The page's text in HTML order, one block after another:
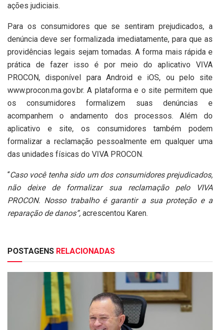
ações judiciais.
Para os consumidores que se sentiram prejudicados, a
denúncia deve ser formalizada imediatamente, para que as
providências legais sejam tomadas. A forma mais rápida e
prática de fazer isso é por meio do aplicativo VIVA
PROCON, disponível para Android e iOS, ou pelo site
www.procon.ma.gov.br. A plataforma e o site permitem que
os consumidores formalizem suas denúncias e
acompanhem o andamento dos processos. Além do
aplicativo e site, os consumidores também podem
formalizar a reclamação pessoalmente em qualquer uma
das unidades físicas do VIVA PROCON.
“Caso você tenha sido um dos consumidores prejudicados,
não deixe de formalizar sua reclamação pelo VIVA
PROCON. Nosso trabalho é garantir a sua proteção e a
reparação de danos”, acrescentou Karen.
POSTAGENS RELACIONADAS